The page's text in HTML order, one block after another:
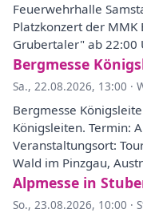
Feuerwehrhalle
Platzkonzert der
Grubertaler" ab 22:00
Bergmesse
Sa., 22.08.2026, 13:00 ·
Bergmesse
Königsleiten. Termin:
Veranstaltungsort:
Wald im Pinzgau,
Alpmesse in
So., 23.08.2026, 10:00 ·